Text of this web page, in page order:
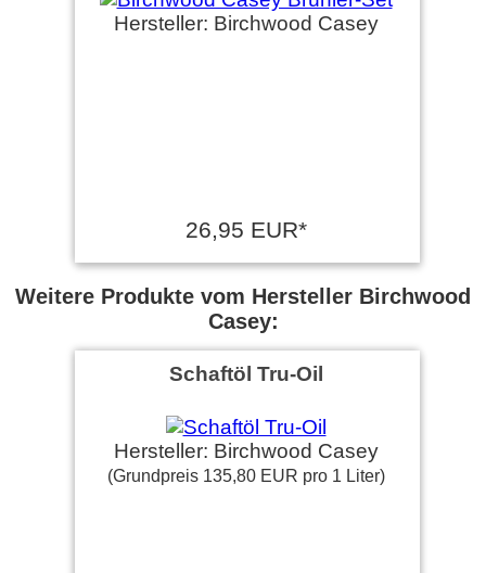
Hersteller: Birchwood Casey
26,95 EUR*
Weitere Produkte vom Hersteller Birchwood
Casey:
Schaftöl Tru-Oil
Hersteller: Birchwood Casey
(Grundpreis 135,80 EUR pro 1 Liter)